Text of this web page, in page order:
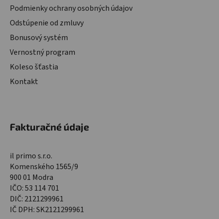
Podmienky ochrany osobných údajov
Odstúpenie od zmluvy
Bonusový systém
Vernostný program
Koleso šťastia
Kontakt
Fakturačné údaje
il primo s.r.o.
Komenského 1565/9
900 01 Modra
IČO: 53 114 701
DIČ: 2121299961
IČ DPH: SK2121299961